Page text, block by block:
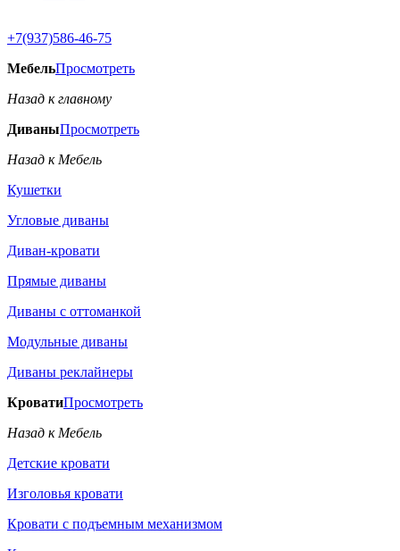
+7(937)586-46-75
МебельПросмотреть
Назад к главному
ДиваныПросмотреть
Назад к Мебель
Кушетки
Угловые диваны
Диван-кровати
Прямые диваны
Диваны с оттоманкой
Модульные диваны
Диваны реклайнеры
КроватиПросмотреть
Назад к Мебель
Детские кровати
Изголовья кровати
Кровати с подъемным механизмом